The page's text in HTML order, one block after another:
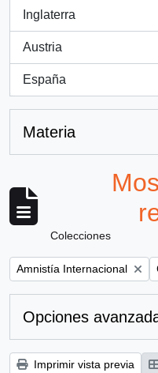
Inglaterra
, 9 resultados
Austria
, 7 resultados
España
, 7 resultados
Materia
Colecciones
Remove filter:
Amnistía Internacional
Opciones
Imprimir vista previa